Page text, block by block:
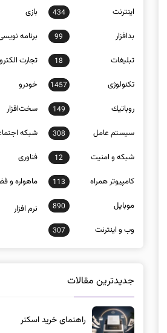
اينترنت 434 بازی
بدافزار 99 برنامه
تبلیغات 18 تجارت
تکنولوژی 1457 خودرو
روباتيك 149 سخت‌افزار
سيستم عامل 308 شبكه
شبكه و امنيت 12 فناوری
كامپيوتر همراه 113 ماهواره و
موبايل 890 نرم افزار
وب و اينترنت 307
جدیدترین مقالات
راهنمای خرید اسکنر